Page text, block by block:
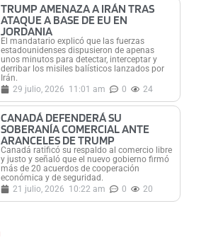
TRUMP AMENAZA A IRÁN TRAS
ATAQUE A BASE DE EU EN
JORDANIA
El mandatario explicó que las fuerzas
estadounidenses dispusieron de apenas
unos minutos para detectar, interceptar y
derribar los misiles balísticos lanzados por
Irán.
29 julio, 2026 11:01 am 0 24
CANADÁ DEFENDERÁ SU
SOBERANÍA COMERCIAL ANTE
ARANCELES DE TRUMP
Canadá ratificó su respaldo al comercio libre
y justo y señaló que el nuevo gobierno firmó
más de 20 acuerdos de cooperación
económica y de seguridad.
21 julio, 2026 10:22 am 0 20